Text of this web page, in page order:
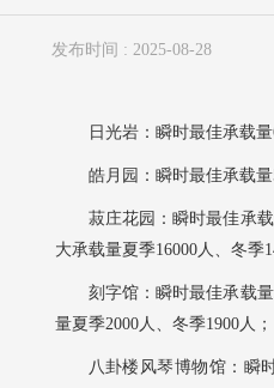
发布时间 : 2025-08-28
日光岩：瞬时最佳承载
皓月园：瞬时最佳承载
菽庄花园：瞬时最佳承
大承载量夏季16000人、冬季
刻字馆：瞬时最佳承载
量夏季2000人、冬季1900人；
八卦楼风琴博物馆：瞬